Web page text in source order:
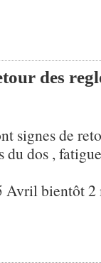
des
signes de
du dos ,
Avril bientôt 2